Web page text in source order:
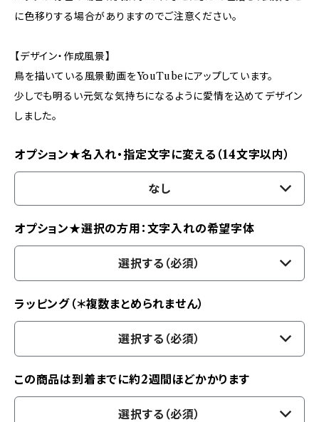
に色移りする場合がありますのでご注意ください。
【デザイン・作成風景】
鳥を描いている風景動画をYouTubeにアップしています。
少しでも明るい元気な気持ちになるように愛情を込めてデザイン
しました。
オプション★名入れ・指定文字に変える（14文字以内）
なし
オプション★選択の方用：文字入れの希望字体
選択する（必須）
ラッピング（＊複数まとめられません）
選択する（必須）
この商品は到着までに約2週間ほどかかります
選択する（必須）